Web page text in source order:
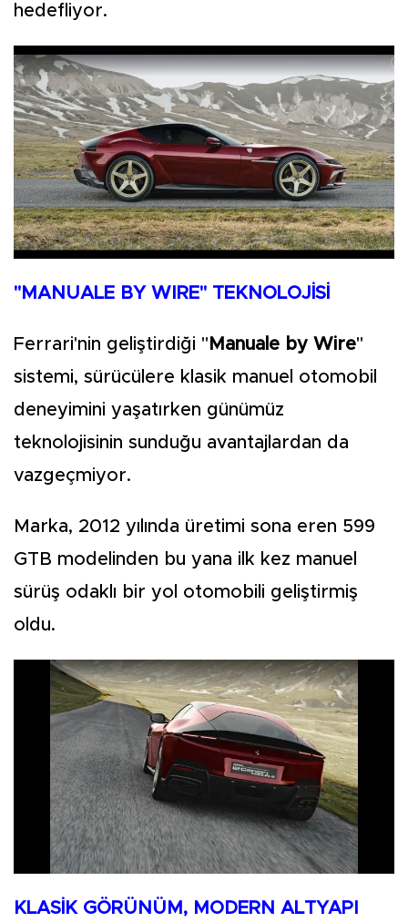
hedefliyor.
"MANUALE BY WIRE" TEKNOLOJİSİ
Ferrari'nin geliştirdiği " Manuale by Wire"
sistemi, sürücülere klasik manuel otomobil
deneyimini yaşatırken günümüz
teknolojisinin sunduğu avantajlardan da
vazgeçmiyor.
Marka, 2012 yılında üretimi sona eren 599
GTB modelinden bu yana ilk kez manuel
sürüş odaklı bir yol otomobili geliştirmiş
oldu.
KLASİK GÖRÜNÜM, MODERN ALTYAPI